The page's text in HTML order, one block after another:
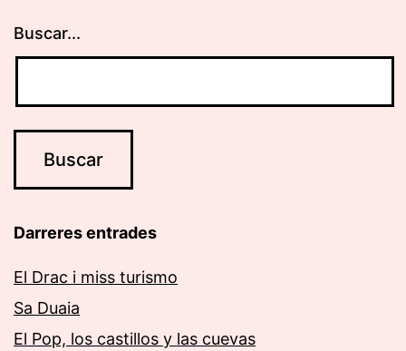
Buscar...
Darreres entrades
El Drac i miss turismo
Sa Duaia
El Pop, los castillos y las cuevas